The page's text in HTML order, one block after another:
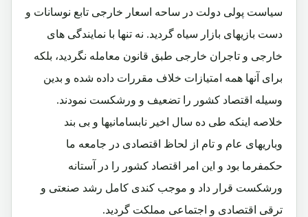
سیاست پولی دولت در ساحه اسعار خارجی تابع نوسانات و
دست بازیهای بازار سیاه گردید. نه تنها با نمایندگی های
خارجی و تاجران خارجی طبق قانون معامله نگردید، بلکه
برای آنها همه امتیازات خلاف مقررات داده شده و بدین
وسیله اقتصاد کشور را تضعیف و ورشکست نمودند.
خلاصه اینکه طی ده سال اخیر نابسامانیها و بی بند
وباریهای عام و تام از لحاظ اقتصادی در جامعه ما
حکمفرما بود و این امر اقتصاد کشور را در آستانه
ورشکست قرار داد و موجب کندی کامل رشد صنعتی و
ترقی اقتصادی و اجتماعی مملکت گردید.